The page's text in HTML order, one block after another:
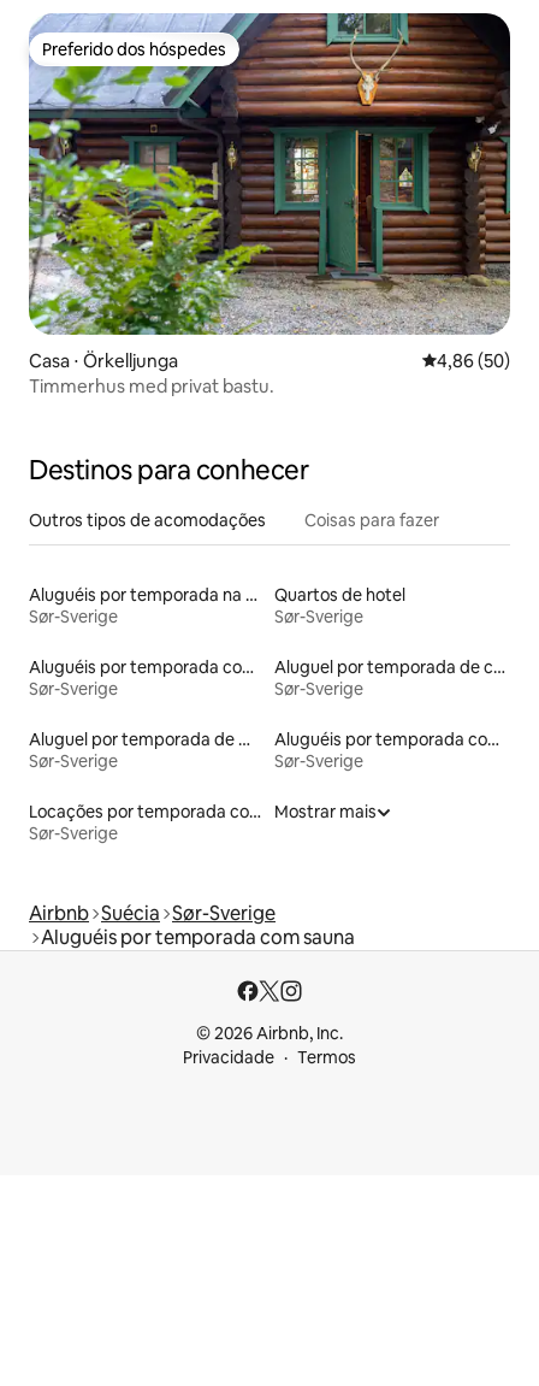
Preferido dos hóspedes
Preferido dos hóspedes
Casa ⋅ Örkelljunga 4,86 de uma
4,86 (50)
Timmerhus med privat bastu.
Destinos para conhecer
Outros tipos de acomodações Coisas para fazer
Aluguéis por temporada na orla
Sør-Sverige
Quartos de hotel
Sør-Sverige
Aluguéis por temporada com cama de altura acessível
Sør-Sverige
Aluguel por temporada de casas de veraneio
Sør-Sverige
Aluguel por temporada de microcasas
Sør-Sverige
Aluguéis por temporada com caiaque
Sør-Sverige
Locações por temporada com piscina
Sør-Sverige
Mostrar mais
Airbnb Suécia Sør-Sverige
Aluguéis por temporada com sauna
© 2026 Airbnb, Inc.
Privacidade
Termos